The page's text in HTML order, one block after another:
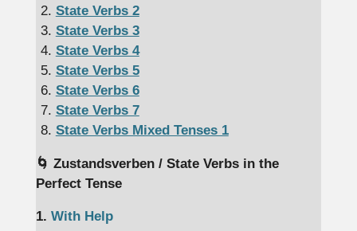
State Verbs 2
State Verbs 3
State Verbs 4
State Verbs 5
State Verbs 6
State Verbs 7
State Verbs Mixed Tenses 1
🌀 Zustandsverben / State Verbs in the
Perfect Tense
1. With Help